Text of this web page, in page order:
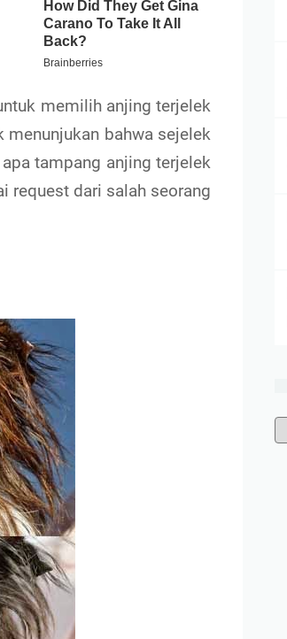
memilih anjing terjelek
menunjukan bahwa sejelek
tampang anjing terjelek
request dari salah seorang